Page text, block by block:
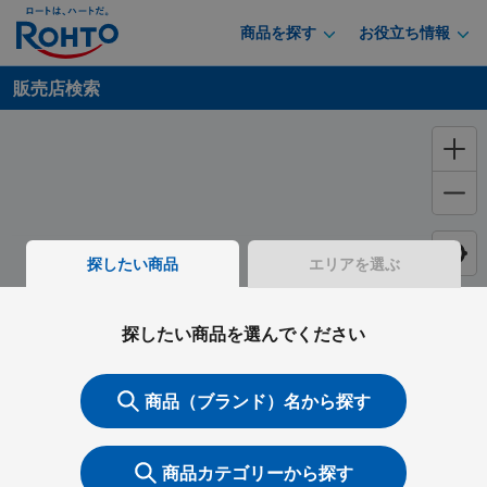
商品を探す お役立ち情報
販売店検索
探したい商品 エリアを選ぶ
探したい商品を選んでください
商品（ブランド）名から探す
商品カテゴリーから探す